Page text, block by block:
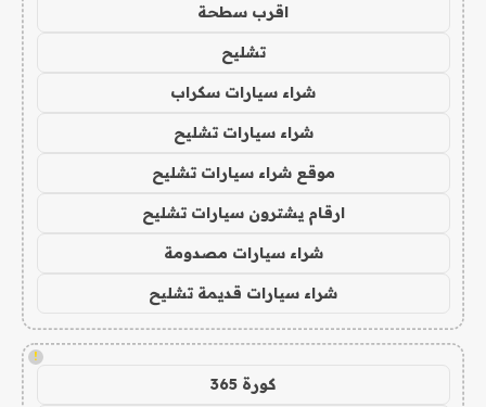
اقرب سطحة
تشليح
شراء سيارات سكراب
شراء سيارات تشليح
موقع شراء سيارات تشليح
ارقام يشترون سيارات تشليح
شراء سيارات مصدومة
شراء سيارات قديمة تشليح
!
كورة 365